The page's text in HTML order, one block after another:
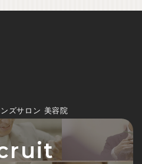
ズサロン 美容院